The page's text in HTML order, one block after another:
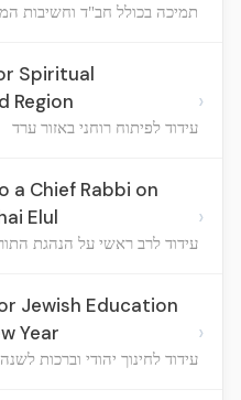
תמיכה בכולל חב"ד וחשיבות
Spiritual
Region
עידוד לפיתוח רוחני באזור ערד
›
a Chief Rabbi on
Elul
עידוד לרב ראשי על הנהגת
›
Jewish Education
Year
עידוד לחינוך יהודי וברכות
›